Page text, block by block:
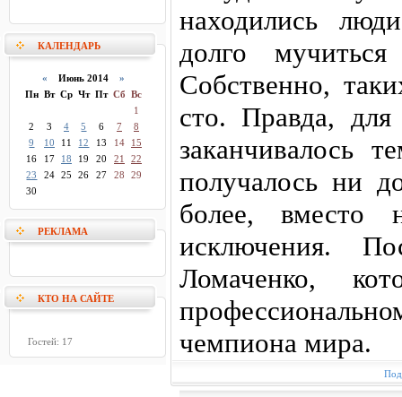
КАЛЕНДАРЬ
« Июнь 2014 »
Пн Вт Ср Чт Пт Сб Вс
1
2
3 4 5 6 7
8
9
10 11 12 13 14
15
16
17 18 19 20 21
22
23
24 25 26 27 28
29
30
РЕКЛАМА
КТО НА САЙТЕ
Гостей: 17
находились
долго
Собственно,
сто. Правда,
заканчивалось
получалось ни
более,
исключения.
Ломаченко,
чемпиона мира.